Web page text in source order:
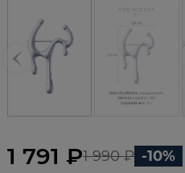
1 791 ₽1 990 ₽ -10%